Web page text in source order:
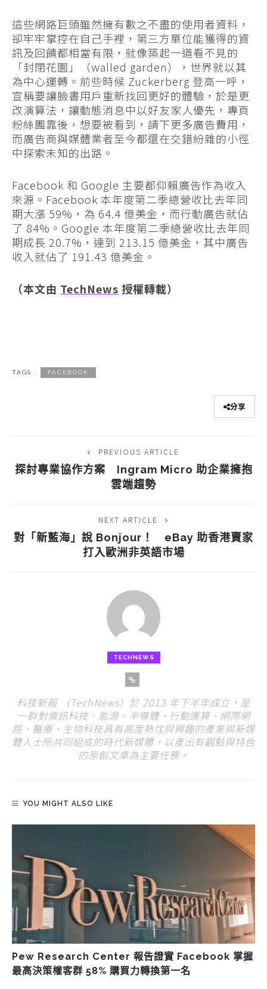
這些網路巨頭雖然擁有數之不盡的使用者資料，
卻牢牢掌控在自己手裡，第三方單位能獲得的資
訊及回饋都相當有限，就像築起一道看不見的
「封閉花園」（walled garden），世界就以其
為中心運轉。前些時候 Zuckerberg 登高一呼，
宣稱要讓臉書用戶重新找回更好的體驗，於是更
改演算法，讓動態消息中以好友家人優先，專頁
粉絲團靠後，想要被看到，請下更多廣告費用，
而廣告商與媒體業者至今都還在交錯紛雜的小徑
中探索未知的出路。
Facebook 和 Google 主要都仰賴廣告作為收入
來源。Facebook 本年度第二季總營收比去年同
期大漲 59%，為 64.4 億美金，而行動廣告就佔
了 84%。Google 本年度第二季總營收比去年同
期成長 20.7%，達到 213.15 億美金，其中廣告
收入就佔了 191.43 億美金。
（本文由 TechNews 授權轉載）
TAGS : FACEBOOK
分享
PREVIOUS ARTICLE
探討專業協作方案 Ingram Micro 助企業擁抱
雲端趨勢
NEXT ARTICLE
對「新藍海」說 Bonjour！ eBay 助香港賣家
打入歐洲非英語市場
TECHNEWS
科技新報 （TechNews）於 2013 年下半年成立，是
一群對資訊科技、能源、半導體、行動運算、網際網
路、醫療、生物科技具有高度熱忱與興趣的產業與新媒
體人士所共同組成的時代新媒體，以產出有觀點與特色
的原創文章為主要任務。
YOU MIGHT ALSO LIKE
Pew Research Center 報告證實 Facebook 掌握
最高決策權客群 58% 購買力轉換第一名